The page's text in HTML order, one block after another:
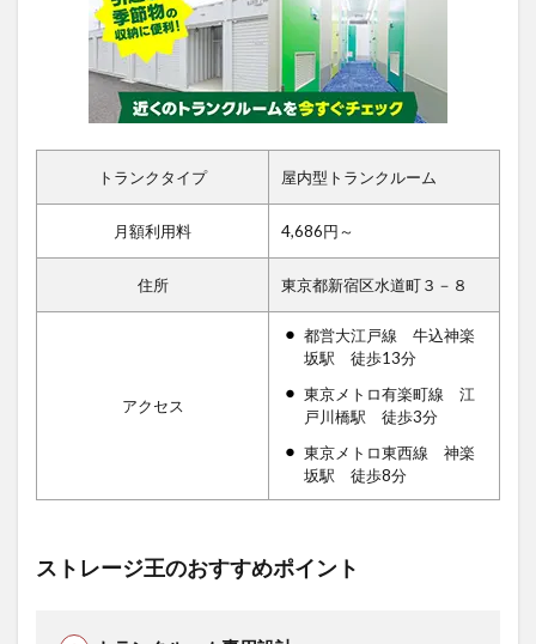
トランクタイプ 屋内型トランクルーム
月額利用料 4,686円～
住所 東京都新宿区水道町３－８
アクセス
都営大江戸線 牛込神楽
坂駅 徒歩13分
東京メトロ有楽町線 江
戸川橋駅 徒歩3分
東京メトロ東西線 神楽
坂駅 徒歩8分
ストレージ王のおすすめポイント